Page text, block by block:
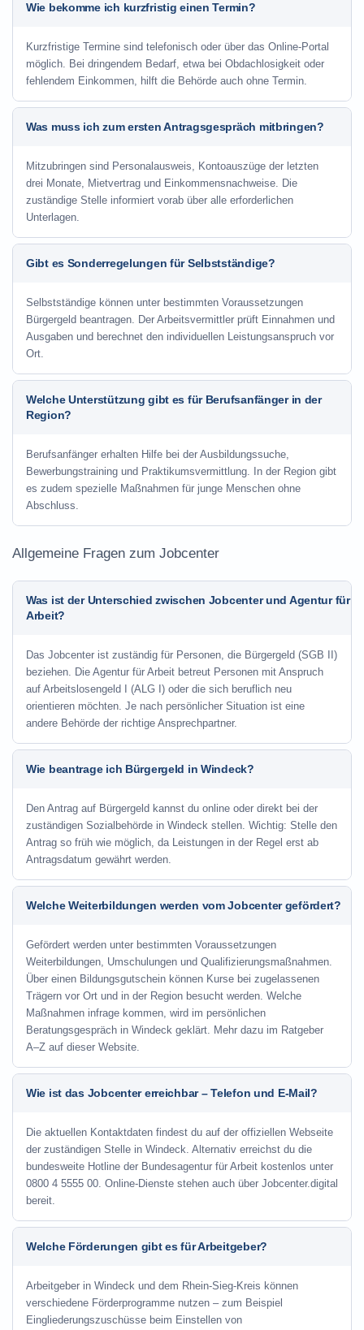
Wie bekomme ich kurzfristig einen Termin?
Kurzfristige Termine sind telefonisch oder über das Online-Portal
möglich. Bei dringendem Bedarf, etwa bei Obdachlosigkeit oder
fehlendem Einkommen, hilft die Behörde auch ohne Termin.
Was muss ich zum ersten Antragsgespräch mitbringen?
Mitzubringen sind Personalausweis, Kontoauszüge der letzten
drei Monate, Mietvertrag und Einkommensnachweise. Die
zuständige Stelle informiert vorab über alle erforderlichen
Unterlagen.
Gibt es Sonderregelungen für Selbstständige?
Selbstständige können unter bestimmten Voraussetzungen
Bürgergeld beantragen. Der Arbeitsvermittler prüft Einnahmen und
Ausgaben und berechnet den individuellen Leistungsanspruch vor
Ort.
Welche Unterstützung gibt es für Berufsanfänger in der
Region?
Berufsanfänger erhalten Hilfe bei der Ausbildungssuche,
Bewerbungstraining und Praktikumsvermittlung. In der Region gibt
es zudem spezielle Maßnahmen für junge Menschen ohne
Abschluss.
Allgemeine Fragen zum Jobcenter
Was ist der Unterschied zwischen Jobcenter und Agentur für
Arbeit?
Das Jobcenter ist zuständig für Personen, die Bürgergeld (SGB II)
beziehen. Die Agentur für Arbeit betreut Personen mit Anspruch
auf Arbeitslosengeld I (ALG I) oder die sich beruflich neu
orientieren möchten. Je nach persönlicher Situation ist eine
andere Behörde der richtige Ansprechpartner.
Wie beantrage ich Bürgergeld in Windeck?
Den Antrag auf Bürgergeld kannst du online oder direkt bei der
zuständigen Sozialbehörde in Windeck stellen. Wichtig: Stelle den
Antrag so früh wie möglich, da Leistungen in der Regel erst ab
Antragsdatum gewährt werden.
Welche Weiterbildungen werden vom Jobcenter gefördert?
Gefördert werden unter bestimmten Voraussetzungen
Weiterbildungen, Umschulungen und Qualifizierungsmaßnahmen.
Über einen Bildungsgutschein können Kurse bei zugelassenen
Trägern vor Ort und in der Region besucht werden. Welche
Maßnahmen infrage kommen, wird im persönlichen
Beratungsgespräch in Windeck geklärt. Mehr dazu im Ratgeber
A–Z auf dieser Website.
Wie ist das Jobcenter erreichbar – Telefon und E-Mail?
Die aktuellen Kontaktdaten findest du auf der offiziellen Webseite
der zuständigen Stelle in Windeck. Alternativ erreichst du die
bundesweite Hotline der Bundesagentur für Arbeit kostenlos unter
0800 4 5555 00. Online-Dienste stehen auch über Jobcenter.digital
bereit.
Welche Förderungen gibt es für Arbeitgeber?
Arbeitgeber in Windeck und dem Rhein-Sieg-Kreis können
verschiedene Förderprogramme nutzen – zum Beispiel
Eingliederungszuschüsse beim Einstellen von